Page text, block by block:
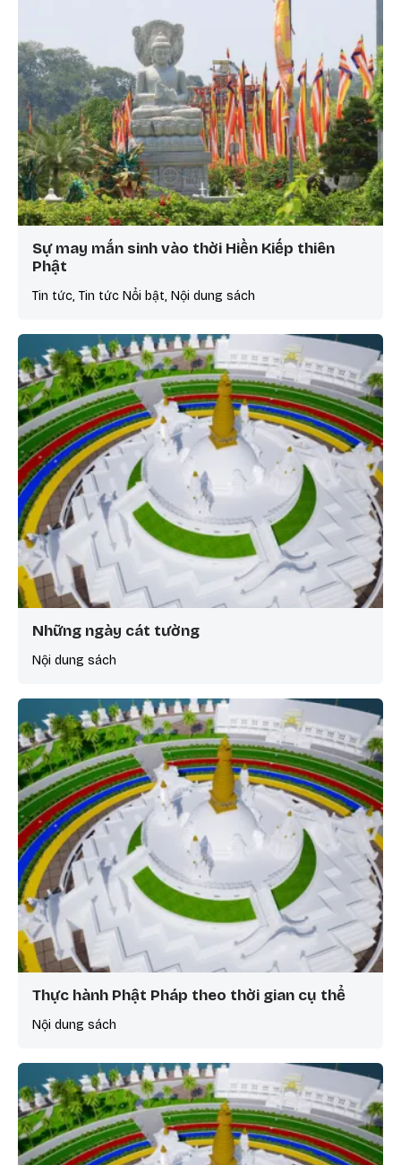
Sự may mắn sinh vào thời Hiền Kiếp thiên
Phật
Tin tức, Tin tức Nổi bật, Nội dung sách
Những ngày cát tường
Nội dung sách
Thực hành Phật Pháp theo thời gian cụ thể
Nội dung sách